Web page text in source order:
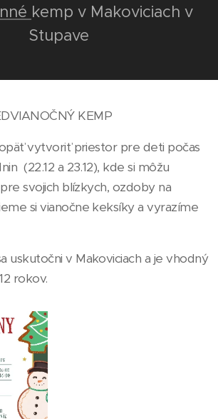
kemp v Makoviciach v
Stupave
KEMP
vytvoriť priestor pre deti počas
(22.12 a 23.12), kde si môžu
svojich blízkych, ozdoby na
si vianočne keksíky a vyrazíme
uskutočni v Makoviciach a je vhodný
rokov.